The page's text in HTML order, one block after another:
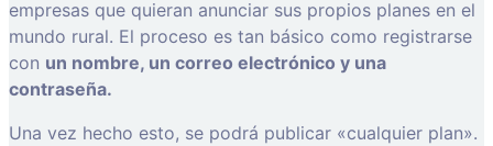
empresas que quieran anunciar sus propios planes en el
mundo rural. El proceso es tan básico como registrarse
con un nombre, un correo electrónico y una
contraseña.
Una vez hecho esto, se podrá publicar «cualquier plan».